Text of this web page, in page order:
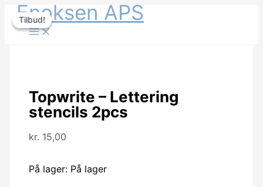
til
Enoksen APS
Topwrite – Lettering
stencils 2pcs
kr. 15,00
På lager: På lager
Tilbud!
Tilbud!
stencils
2pcs